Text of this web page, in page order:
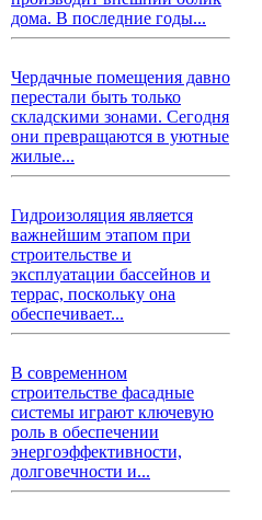
дома. В последние годы...
Чердачные помещения давно
перестали быть только
складскими зонами. Сегодня
они превращаются в уютные
жилые...
Гидроизоляция является
важнейшим этапом при
строительстве и
эксплуатации бассейнов и
террас, поскольку она
обеспечивает...
В современном
строительстве фасадные
системы играют ключевую
роль в обеспечении
энергоэффективности,
долговечности и...